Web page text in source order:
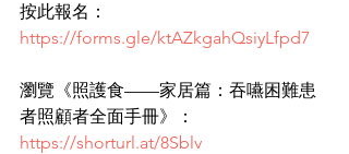
按此報名：
https://forms.gle/ktAZkgahQsiyLfpd7
瀏覽《照護食——家居篇：吞嚥困難患
者照顧者全面手冊》：
https://shorturl.at/8Sblv